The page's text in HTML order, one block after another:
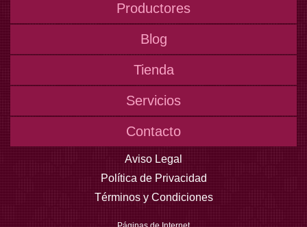
Productores
Blog
Tienda
Servicios
Contacto
Aviso Legal
Política de Privacidad
Términos y Condiciones